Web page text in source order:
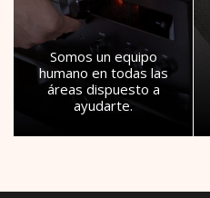
Somos un equipo
humano en todas las
áreas dispuesto a
ayudarte.